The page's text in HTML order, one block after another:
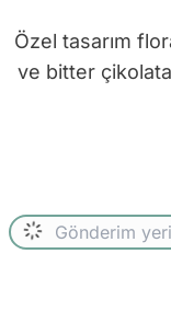
Özel tasarım
ve bitter